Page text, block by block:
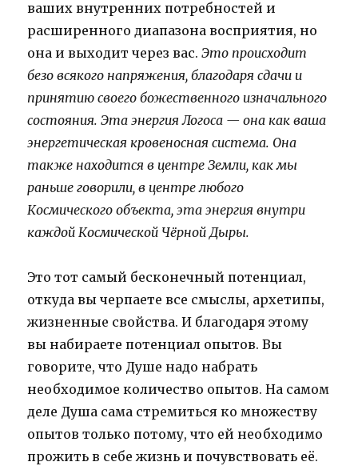
ваших внутренних потребностей и
расширенного диапазона восприятия, но
она и выходит через вас.Это происходит
безо всякого напряжения, благодаря сдачи и
принятию своего божественного изначального
состояния. Эта энергия Логоса — она как ваша
энергетическая кровеносная система. Она
также находится в центре Земли, как мы
раньше говорили, в центре любого
Космического объекта, эта энергия внутри
каждой Космической Чёрной Дыры.
Это тот самый бесконечный потенциал,
откуда вы черпаете все смыслы, архетипы,
жизненные свойства. И благодаря этому
вы набираете потенциал опытов. Вы
говорите, что Душе надо набрать
необходимое количество опытов. На самом
деле Душа сама стремиться ко множеству
опытов только потому, что ей необходимо
прожить в себе жизнь и почувствовать её.